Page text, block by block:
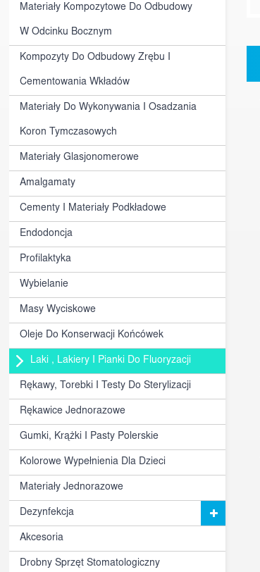
Materiały Kompozytowe Do Odbudowy
W Odcinku Bocznym
Kompozyty Do Odbudowy Zrębu I
Cementowania Wkładów
Materiały Do Wykonywania I Osadzania
Koron Tymczasowych
Materiały Glasjonomerowe
Amalgamaty
Cementy I Materiały Podkładowe
Endodoncja
Profilaktyka
Wybielanie
Masy Wyciskowe
Oleje Do Konserwacji Końcówek
Laki , Lakiery I Pianki Do Fluoryzacji
Rękawy, Torebki I Testy Do Sterylizacji
Rękawice Jednorazowe
Gumki, Krążki I Pasty Polerskie
Kolorowe Wypełnienia Dla Dzieci
Materiały Jednorazowe
Dezynfekcja
Akcesoria
Drobny Sprzęt Stomatologiczny